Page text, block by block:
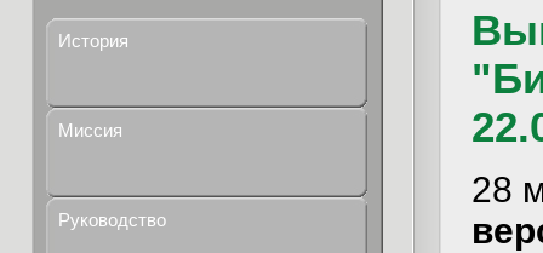
История
Миссия
Руководство
28